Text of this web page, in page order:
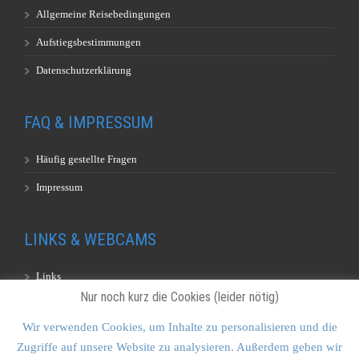
Allgemeine Reisebedingungen
Aufstiegsbestimmungen
Datenschutzerklärung
FAQ & IMPRESSUM
Häufig gestellte Fragen
Impressum
LINKS & WEBCAMS
Links
Nur noch kurz die Cookies (leider nötig)
Wir verwenden Cookies, um Inhalte zu personalisieren und die
Zugriffe auf unsere Website zu analysieren. Außerdem geben wir